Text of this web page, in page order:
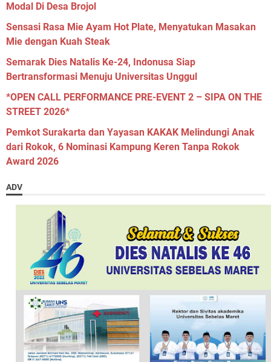
Modal Di Desa Brojol
Sensasi Rasa Mie Ayam Hot Plate, Menyatukan Masakan
Mie dengan Kuah Steak
Semarak Dies Natalis Ke-24, Indonusa Siap
Bertransformasi Menuju Universitas Unggul
*OPEN CALL PERFORMANCE PRE-EVENT 2 – SIPA ON THE
STREET 2026*
Pemkot Surakarta dan Yayasan KAKAK Melindungi Anak
dari Rokok, 6 Nominasi Kampung Keren Tanpa Rokok
Award 2026
ADV